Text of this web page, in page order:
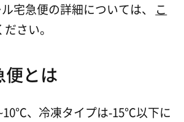
宅急便の詳細については、
こ
さい。
便とは
、冷凍タイプは-15℃以下に